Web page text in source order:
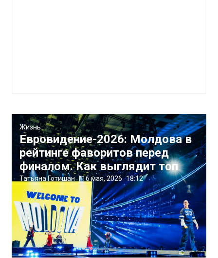
Жизнь
Евровидение-2026: Молдова в
рейтинге фаворитов перед
финалом. Как выглядит топ
Татьяна Готишан |16 мая, 2026 18:12